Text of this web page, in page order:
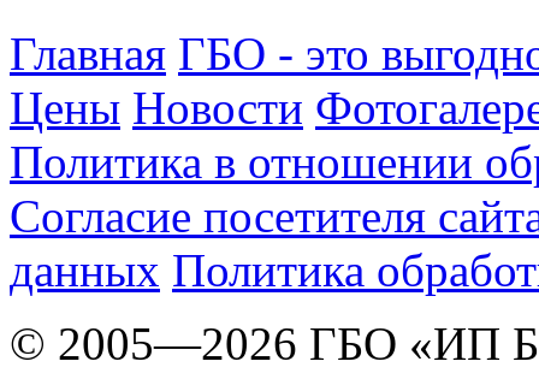
Главная ГБО - это
Цены Новости
Политика в отношении
Согласие посетителя
данных Политика
© 2005—2026 ГБО «ИП